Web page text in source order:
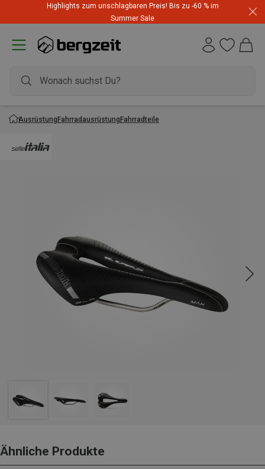
Highlights zum unschlagbaren Preis! Bis zu -60 % im
Summer Sale
AusrüstungFahrradausrüstungFahrradteile
Ähnliche Produkte